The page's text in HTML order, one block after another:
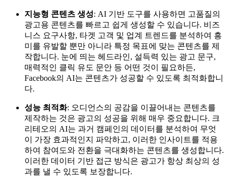
지능형 콘텐츠 생성: AI 기반 도구를 사용하면 고품질의
광고용 콘텐츠를 빠르고 쉽게 생성할 수 있습니다. 비즈
니스 요구사항, 타겟 고객 및 업계 트렌드를 분석하여 흥
미를 유발할 뿐만 아니라 특정 목표에 맞는 콘텐츠를 제
작합니다. 눈에 띄는 헤드라인, 설득력 있는 광고 문구,
매력적인 클릭 유도 문안 등 어떤 것이 필요하든,
Facebook의 AI는 콘텐츠가 성공할 수 있도록 최적화합니
다.
성능 최적화: 오디언스의 공감을 이끌어내는 콘텐츠를
제작하는 것은 광고의 성공을 위해 매우 중요합니다. 크
리테오의 AI는 과거 캠페인의 데이터를 분석하여 무엇
이 가장 효과적인지 파악하고, 이러한 인사이트를 적용
하여 참여도와 전환을 극대화하는 콘텐츠를 생성합니다.
이러한 데이터 기반 접근 방식은 광고가 항상 최상의 성
과를 낼 수 있도록 보장합니다.